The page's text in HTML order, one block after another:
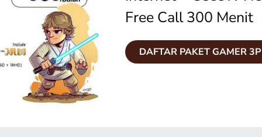
Free Call 300 Menit
DAFTAR PAKET GAMER 3P